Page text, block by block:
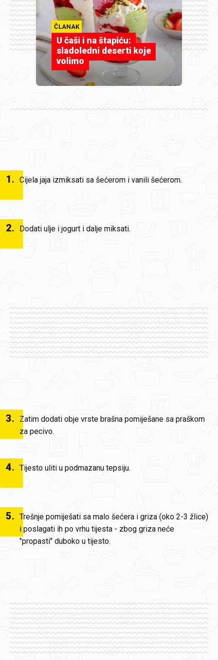
ČLANAK
U čaši i na štapiću:
sladoledni deserti koje
volimo
1. Cijela jaja izmiksati sa šećerom i vanili šećerom.
2. Dodati ulje i jogurt i dalje miksati.
3.
Zatim dodati obje vrste brašna pomiješane sa praškom
za pecivo.
4. Tijesto uliti u podmazanu tepsiju.
5. Trešnje pomiješati sa malo šećera i griza (oko 2-3 žlice)
i poslagati ih po vrhu tijesta - zbog griza neće
"propasti" duboko u tijesto.